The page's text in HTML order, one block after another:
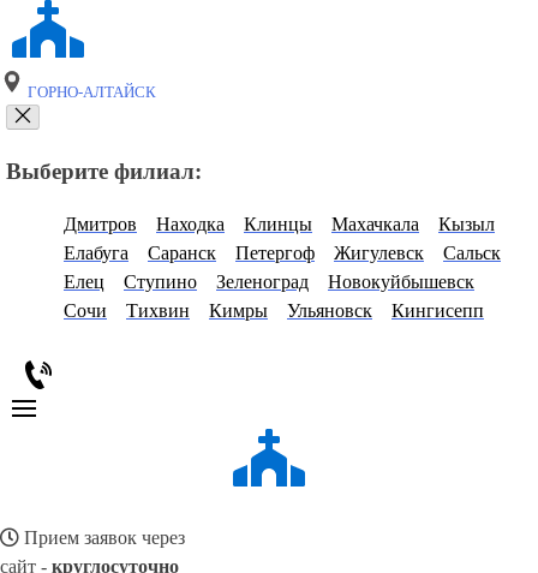
ГОРНО-АЛТАЙСК
Выберите филиал:
Дмитров Находка Клинцы Махачкала
Кызыл
Елабуга
Саранск Петергоф Жигулевск
Сальск
Елец
Ступино Зеленоград
Новокуйбышевск
Сочи
Тихвин Кимры Ульяновск Кингисепп
Прием заявок через
сайт - круглосуточно